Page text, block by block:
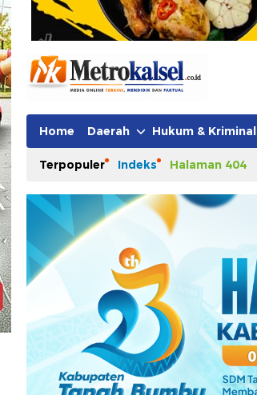
Home Daerah Hukum & Kriminal
Terpopuler Indeks Halaman 404